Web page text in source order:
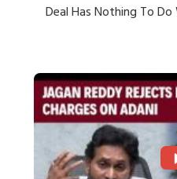
Deal Has Nothing To